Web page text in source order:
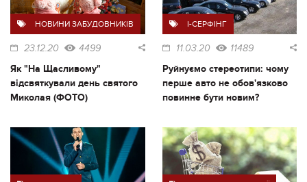
НОВИНИ ЗАБУДОВНИКІВ
23.12.20 4499
Як "На Щасливому"
відсвяткували день святого
Миколая (ФОТО)
I-СЕРФІНГ
11.03.20 11489
Руйнуємо стереотипи: чому
перше авто не обов'язково
повинне бути новим?